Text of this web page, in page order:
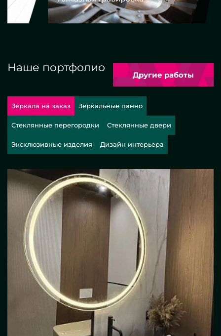
Наше портфолио
Другие работы
Зеркала на заказ Зеркальные панно
Стеклянные перегородки Стеклянные двери
Эксклюзивные изделия Дизайн интерьера